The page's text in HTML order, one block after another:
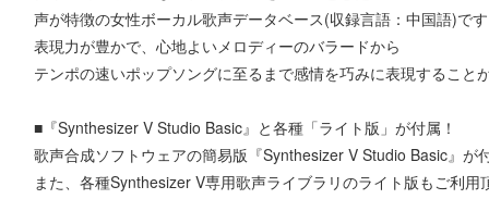
声が特徴の女性ボーカル歌声データベース(収録言語：中国語)で
表現力が豊かで、心地よいメロディーのバラードから
テンポの速いポップソングに至るまで感情を巧みに表現すること
■『Synthesizer V Studio Basic』と各種「ライト版」が付属！
歌声合成ソフトウェアの簡易版『Synthesizer V Studio Basic』が
また、各種Synthesizer V専用歌声ライブラリのライト版もご利用